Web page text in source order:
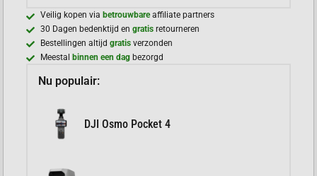
Veilig kopen via betrouwbareaffiliate partners
30 Dagen bedenktijd engratis retourneren
Bestellingen altijdgratisverzonden
Meestal
binnen een dag bezorgd
Nu populair:
DJI Osmo Pocket 4